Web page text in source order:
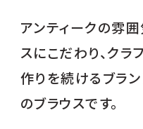
アンティークの雰
スにこだわり、ク
作りを続けるブラン
のブラウスです。